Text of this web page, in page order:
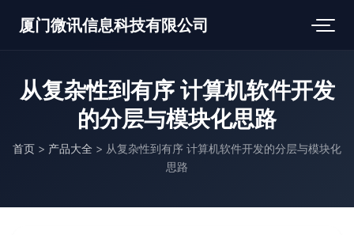
厦门微讯信息科技有限公司
从复杂性到有序 计算机软件开发
的分层与模块化思路
首页 > 产品大全 > 从复杂性到有序 计算机软件开发的分层与模块化
思路